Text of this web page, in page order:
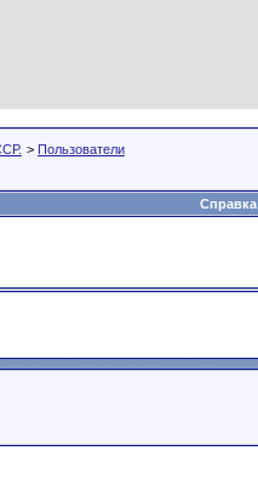
> Пользователи
Справка